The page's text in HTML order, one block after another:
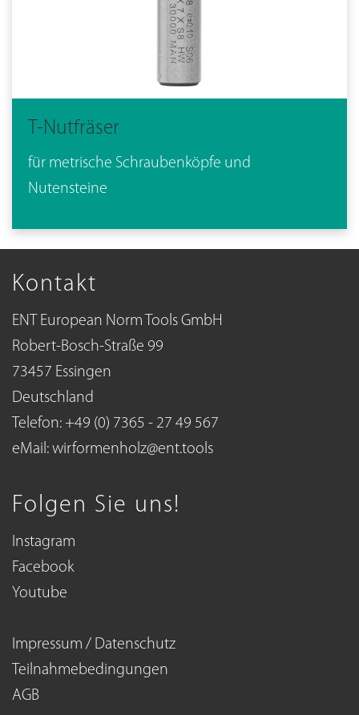
T-Nutfräser
für metrische Schraubenköpfe und
Nutensteine
Kontakt
ENT European Norm Tools GmbH
Robert-Bosch-Straße 99
73457 Essingen
Deutschland
Telefon: +49 (0) 7365 - 27 49 567
eMail: wirformenholz@ent.tools
Folgen Sie uns!
Instagram
Facebook
Youtube
Impressum / Datenschutz
Teilnahmebedingungen
AGB